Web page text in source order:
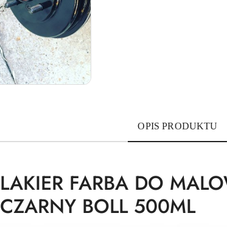
OPIS PRODUKTU
LAKIER FARBA DO
CZARNY BOLL 500ML